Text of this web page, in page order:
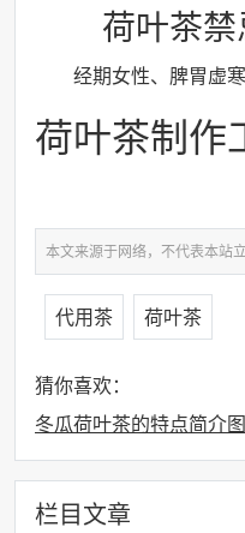
荷叶茶
经期女性、脾胃虚
荷叶茶制作
本文来源于网络，不代表本站
代用茶 荷叶茶
猜你喜欢：
冬瓜荷叶茶的特点简介
栏目文章